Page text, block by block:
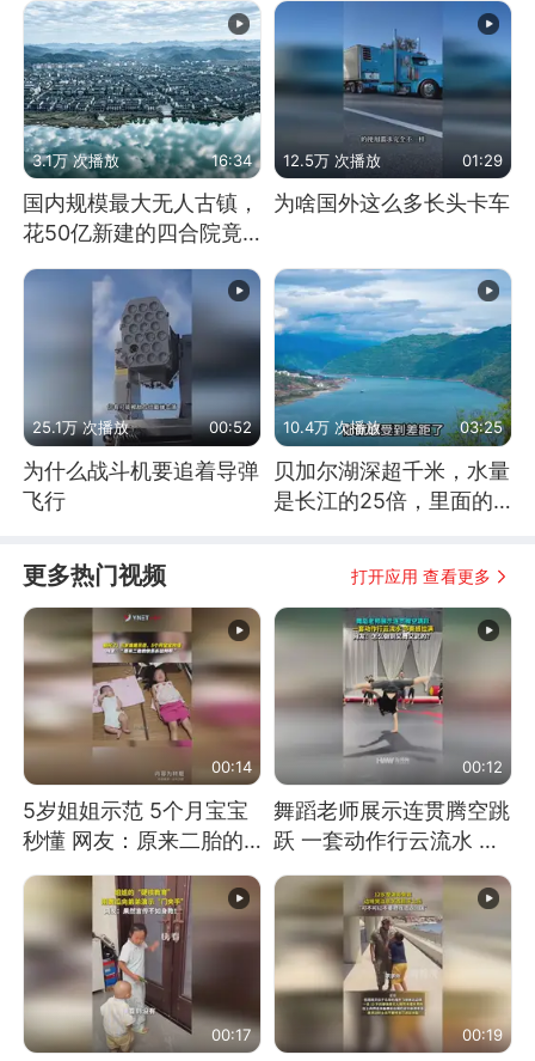
3.1万 次播放 16:34
国内规模最大无人古镇，
花50亿新建的四合院竟
12.5万 次播放 01:29
为啥国外这么多长头卡车
25.1万 次播放 00:52
为什么战斗机要追着导弹
飞行
10.4万 次播放 03:25
贝加尔湖深超千米，水量
是长江的25倍，里面的
更多热门视频 打开应用 查看更多
00:14
5岁姐姐示范 5个月宝宝
秒懂 网友：原来二胎的
快乐长这样
00:12
舞蹈老师展示连贯腾空跳
跃 一套动作行云流水 节
奏感拉满 网友：怎么做
到又舞又武的？
00:17 00:19